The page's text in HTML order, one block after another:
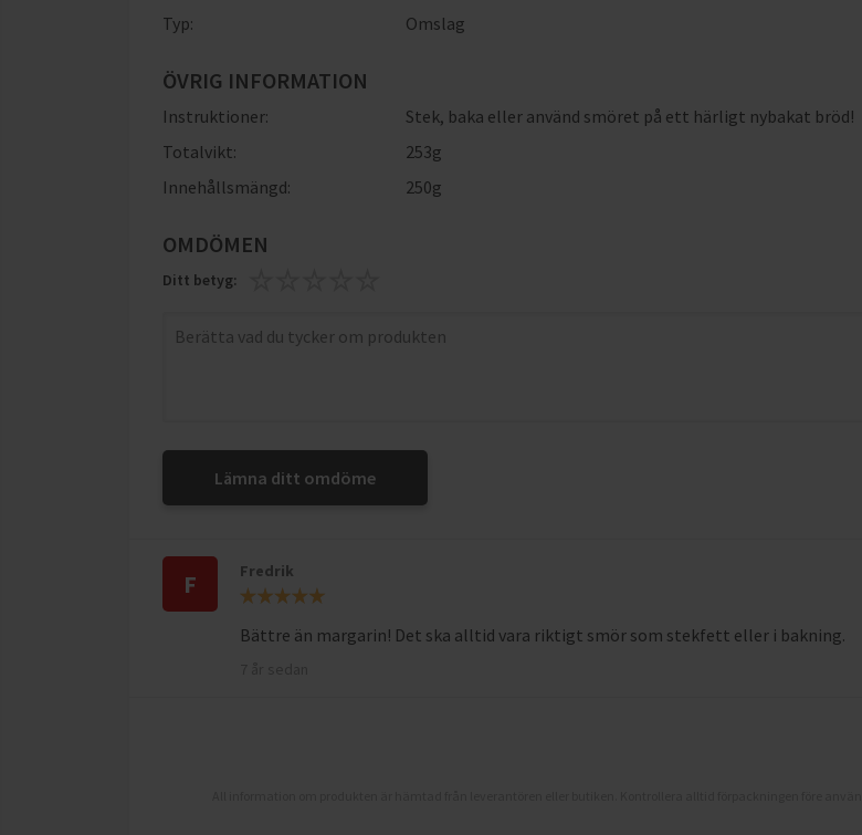
Typ:
Omslag
ÖVRIG INFORMATION
Instruktioner:
Stek, baka eller använd smöret på ett härligt nybakat bröd!
Totalvikt:
253g
Innehållsmängd:
250g
OMDÖMEN
Ditt betyg:
Lämna ditt omdöme
F Fredrik
Bättre än margarin! Det ska alltid vara riktigt smör som stekfett eller i bakning.